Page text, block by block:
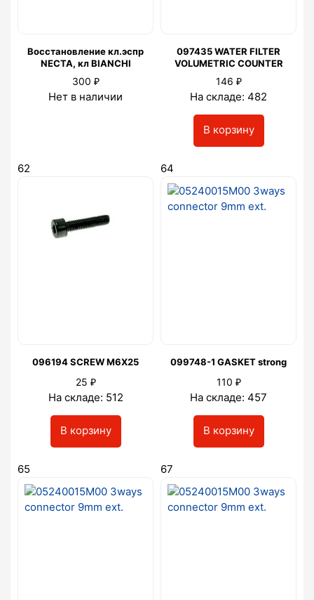
Восстановление кл.эспр
NECTA, кл BIANCHI
300 ₽
Нет в наличии
097435 WATER FILTER
VOLUMETRIC COUNTER
146 ₽
На складе: 482
В корзину
62
096194 SCREW M6X25
25 ₽
На складе: 512
В корзину
64
099748-1 GASKET strong
110 ₽
На складе: 457
В корзину
65 67